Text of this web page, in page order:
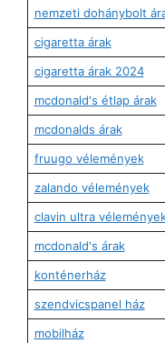
nemzeti dohánybolt
cigaretta árak
cigaretta árak 2024
mcdonald's étlap árak
mcdonalds árak
fruugo vélemények
zalando vélemények
clavin ultra
mcdonald's árak
konténerház
szendvicspanel ház
mobilház